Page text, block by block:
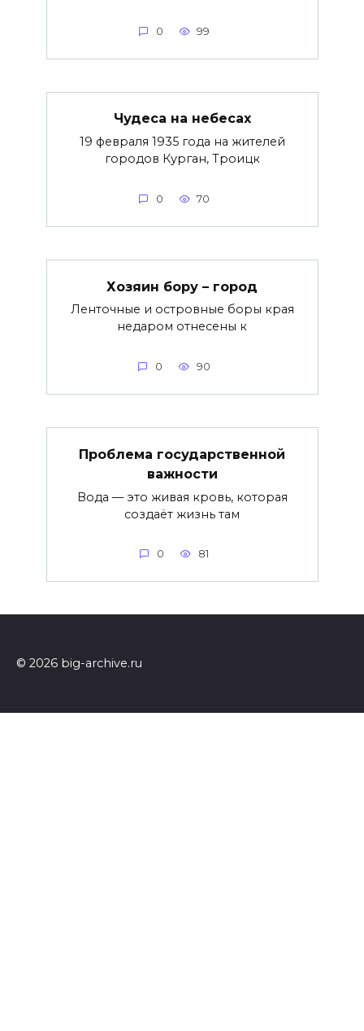
0 99
Чудеса на небесах
19 февраля 1935 года на жителей
городов Курган, Троицк
0 70
Хозяин бору – город
Ленточные и островные боры края
недаром отнесены к
0 90
Проблема государственной
важности
Вода — это живая кровь, которая
создаёт жизнь там
0 81
© 2026 big-archive.ru